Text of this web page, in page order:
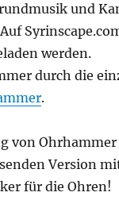
und
werden.
durch die
.
von Ohrhammer
Version
für die Ohren!